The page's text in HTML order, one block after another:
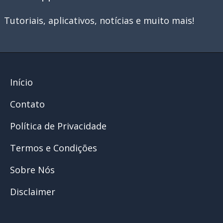
Tutoriais, aplicativos, notícias e muito mais!
Início
Contato
Política de Privacidade
Termos e Condições
Sobre Nós
Disclaimer